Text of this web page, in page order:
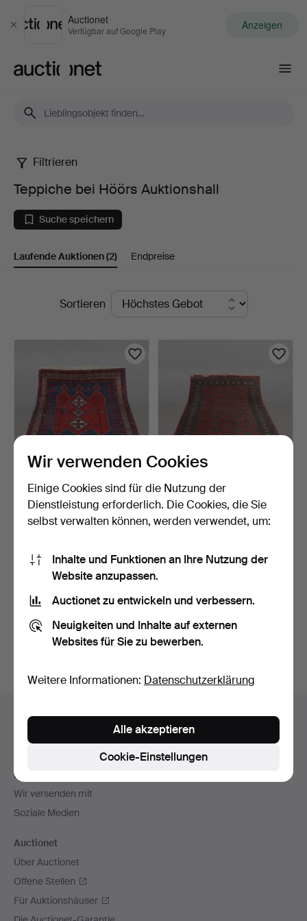
Schließen
Auctionet
Verfügbar auf Google Play Anzeigen
Teppiche
bei
Höörs
Auktionshall
Filtrieren
Teppiche bei Höörs Auktionshall
Suche speichern
Laufende Auktionen(2) Endpreise
LaufendeSortieren
TEPPICH, handgeknüpft,
170x126 cm.
4 Tage
TEPPICH, handgeknüpft,
Pakistan, 260x159 c…
6 Tage
Suche speichern
Archiv
suchen.
Navigation
Hilfe und Kontakt
Kontakt mit dem Support aufnehmen
Zahlungsweisen
Wir versenden mit
Soziale Medien
Auctionet
Über Auctionet
Offene Stellen
Für Auktionshäuser
Wir verwenden Cookies
Einige Cookies sind für die Nutzung der
Dienstleistung erforderlich. Die Cookies, die Sie
selbst verwalten können, werden verwendet, um:
Inhalte und Funktionen an Ihre Nutzung der
Website anzupassen.
Auctionet zu entwickeln und verbessern.
Neuigkeiten und Inhalte auf externen
Websites für Sie zu bewerben.
Weitere Informationen: Datenschutzerklärung
Cookie-Einstellungen
Alle akzeptieren